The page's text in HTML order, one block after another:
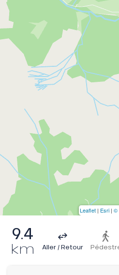
9.4
km Aller / Retour
Leaflet | Esri | ©